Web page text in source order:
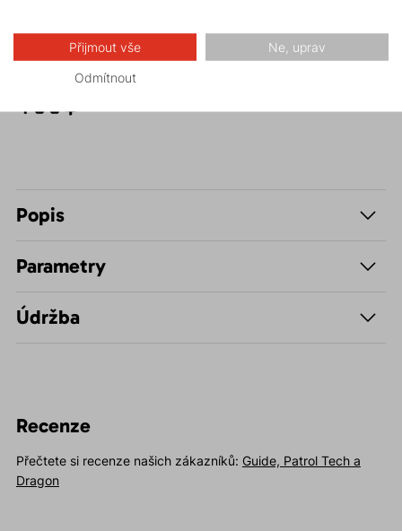
Fitness
Popis
Parametry
Údržba
Recenze
Přečtete si recenze našich zákazníků: Guide, Patrol Tech a
Dragon
Přijmout vše Ne, uprav
Odmítnout